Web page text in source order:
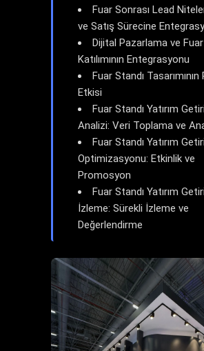
Fuar Sonrası Lead
ve Satış Sürecine
Dijital Pazarlama ve Fuar
Katılımının Entegrasyonu
Fuar Standı Tasarımının
Etkisi
Fuar Standı Yatırım
Analizi: Veri Toplama ve
Fuar Standı Yatırım
Optimizasyonu: Etkinlik ve
Promosyon
Fuar Standı Yatırım
İzleme: Sürekli İzleme ve
Değerlendirme